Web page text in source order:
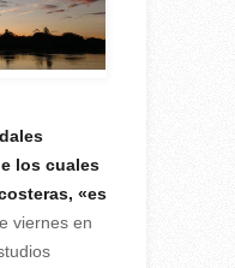
los cuales
«es
viernes en